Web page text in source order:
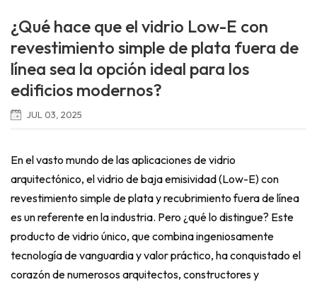
¿Qué hace que el vidrio Low-E con
revestimiento simple de plata fuera de
línea sea la opción ideal para los
edificios modernos?
JUL 03, 2025
En el vasto mundo de las aplicaciones de vidrio
arquitectónico, el vidrio de baja emisividad (Low-E) con
revestimiento simple de plata y recubrimiento fuera de línea
es un referente en la industria. Pero ¿qué lo distingue? Este
producto de vidrio único, que combina ingeniosamente
tecnología de vanguardia y valor práctico, ha conquistado el
corazón de numerosos arquitectos, constructores y